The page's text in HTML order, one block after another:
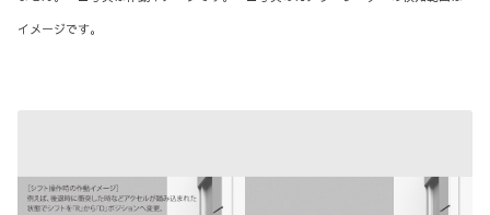
イメージです。